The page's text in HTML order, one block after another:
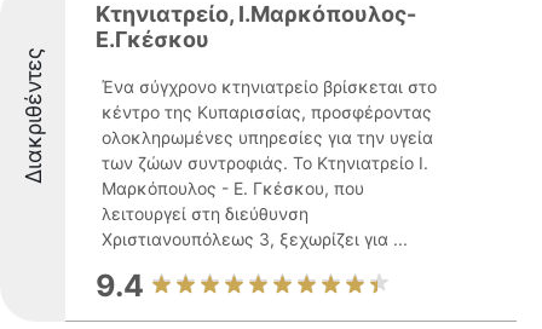
Διακριθέντες
Κτηνιατρείο, Ι.Μαρκόπουλος-
Ε.Γκέσκου
Ένα σύγχρονο κτηνιατρείο βρίσκεται στο
κέντρο της Κυπαρισσίας, προσφέροντας
ολοκληρωμένες υπηρεσίες για την υγεία
των ζώων συντροφιάς. Το Κτηνιατρείο Ι.
Μαρκόπουλος - Ε. Γκέσκου, που
λειτουργεί στη διεύθυνση
Χριστιανουπόλεως 3, ξεχωρίζει για ...
9.4